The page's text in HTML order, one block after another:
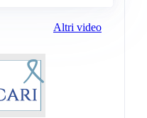
Altri video